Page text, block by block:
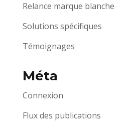
Relance marque blanche
Solutions spécifiques
Témoignages
Méta
Connexion
Flux des publications